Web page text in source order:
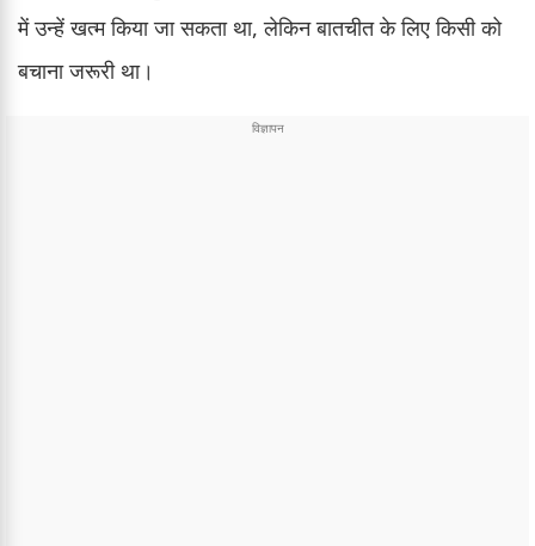
में उन्हें खत्म किया जा सकता था, लेकिन बातचीत के लिए किसी को
बचाना जरूरी था।